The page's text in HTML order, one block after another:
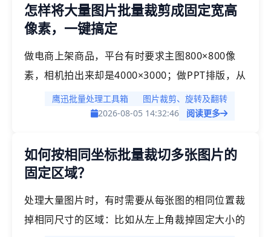
合批量裁剪，JPG/PNG/BMP/WebP等常见格式可
一次性全部添加，统一设置裁剪参数，所有格式的
怎样将大量图片批量裁剪成固定宽高
像素，一键搞定
做电商上架商品，平台有时要求主图800×800像
素，相机拍出来却是4000×3000；做PPT排版，从
各处收集的配图宽高各异，放进去怎么都对不齐；
打印照片，店家要求统一尺寸，但每张图比例都不
很费时间。「鹰迅批量处理工具箱」支持按固定像
素值批量裁剪图片，设定统一的宽度和高度后，所
鹰迅批量处理工具箱
图片裁剪、旋转及翻转
2026-08-05 14:32:46
阅读更多
如何按相同坐标批量裁切多张图片的
固定区域？
处理大量图片时，有时需要从每张图的相同位置裁
掉相同尺寸的区域：比如从左上角裁掉固定大小的